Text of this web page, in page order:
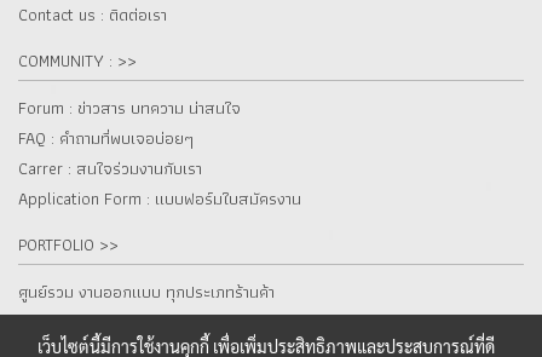
Contact us : ติดต่อเรา
COMMUNITY : >>
Forum : ข่าวสาร บทความ น่าสนใจ
FAQ : คำถามที่พบเจอบ่อยๆ
Carrer : สนใจร่วมงานกับเรา
Application Form : แบบฟอร์มใบสมัครงาน
PORTFOLIO >>
ศูนย์รวม งานออกแบบ ทุกประเภทร้านค้า
เว็บไซต์นี้มีการใช้งานคุกกี้ เพื่อเพิ่มประสิทธิภาพและประสบการณ์ที่ดี